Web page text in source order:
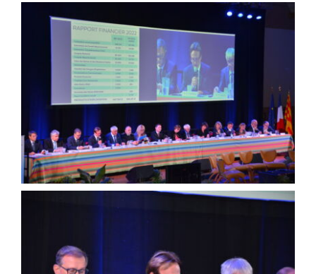
Municipales 2026